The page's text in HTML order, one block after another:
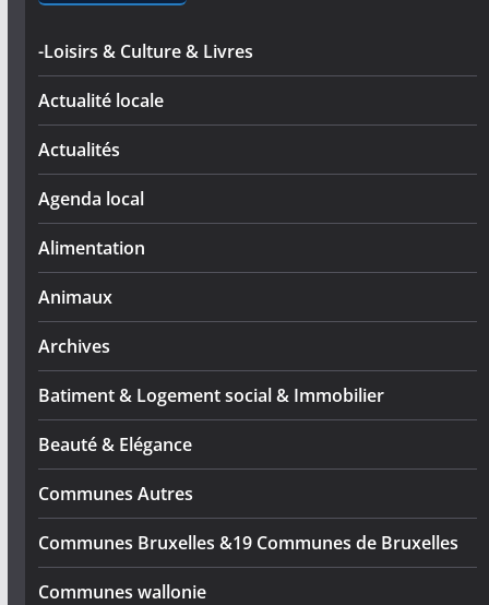
-Loisirs & Culture & Livres
Actualité locale
Actualités
Agenda local
Alimentation
Animaux
Archives
Batiment & Logement social & Immobilier
Beauté & Elégance
Communes Autres
Communes Bruxelles &19 Communes de Bruxelles
Communes wallonie